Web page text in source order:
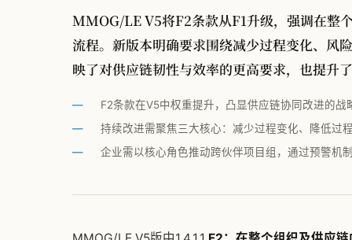
MMOG/LE V5将F2条款从F1升级，强调在整
流程。新版本明确要求围绕减少过程变化、风
映了对供应链韧性与效率的更高要求，也提升
F2条款在V5中权重提升，凸显供应链协同改进的战
持续改进需聚焦三大核心：减少过程变化、降低过
企业需以核心角色推动跨伙伴项目组，通过预警机